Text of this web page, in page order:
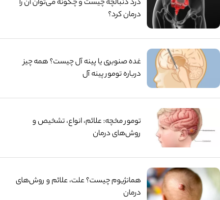
درد دنبالچه چیست و چگونه می‌توان آن را
درمان کرد؟
غده صنوبری یا پینه آل چیست؟ همه چیز
درباره تومور پینه آل
تومور مخچه: علائم، انواع، تشخیص و
روش‌های درمان
همانژیوم چیست؟ علت، علائم و روش‌های
درمان